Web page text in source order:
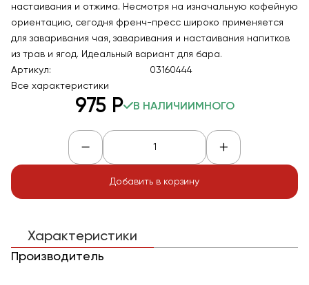
настаивания и отжима. Несмотря на изначальную кофейную
ориентацию, сегодня френч-пресс широко применяется
для заваривания чая, заваривания и настаивания напитков
из трав и ягод. Идеальный вариант для бара.
Артикул:
03160444
Все характеристики
975Р В НАЛИЧИИ МНОГО
Добавить в корзину
Характеристики
Производитель